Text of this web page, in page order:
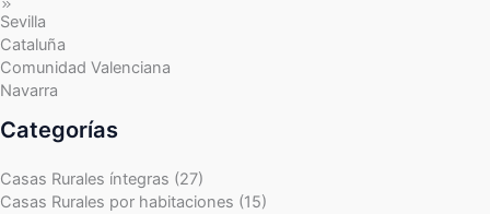
Sevilla
Cataluña
Comunidad Valenciana
Navarra
Categorías
Casas Rurales íntegras (27)
Casas Rurales por habitaciones (15)